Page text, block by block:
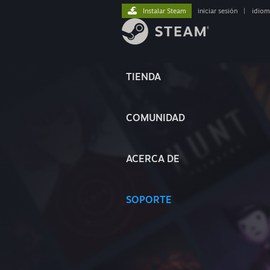
TIENDA
COMUNIDAD
ACERCA DE
SOPORTE
Instalar Steam iniciar sesión